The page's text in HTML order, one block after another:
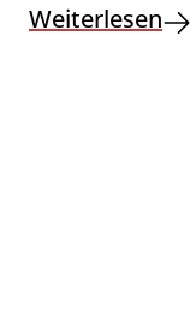
Weiterlesen